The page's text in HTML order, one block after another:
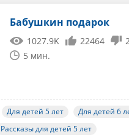
Бабушкин подарок
1027.9K 22464
5 мин.
Для детей 5 лет
Для детей 6
Рассказы для детей 5 лет